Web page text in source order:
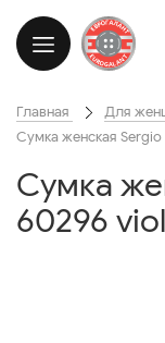
Главная Для
Cумка женская
Cумка
60296